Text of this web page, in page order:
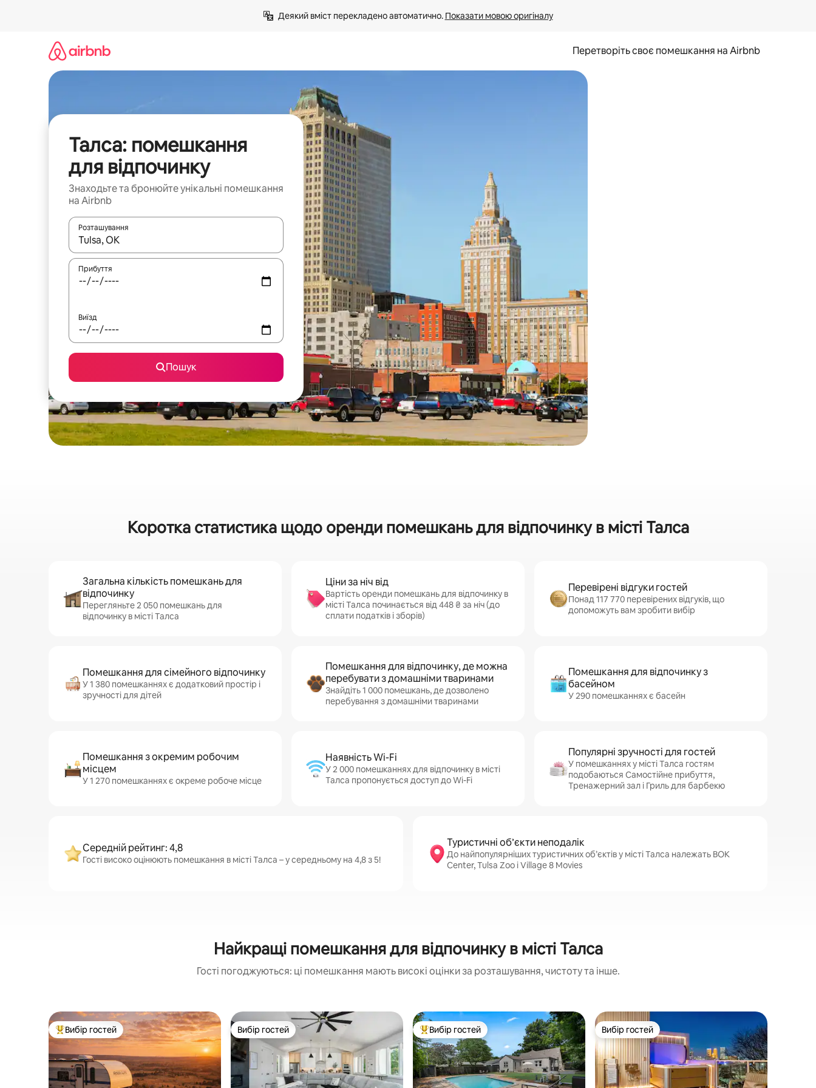
Деякий вміст перекладено автоматично. Показати мовою оригіналу
Перетворіть своє помешкання на Airbnb
Талса: помешкання
для відпочинку
Знаходьте та бронюйте унікальні помешкання
на Airbnb
Розташування
Отримавши результати пошуку, використовуйте для навігації сторінкою клавіші зі стрілками вгору та вниз або жести дотику та гортання.
Прибуття
Виїзд
Пошук
Коротка статистика щодо оренди помешкань для відпочинку в місті Талса
Загальна кількість помешкань для
відпочинку
Перегляньте 2 050 помешкань для
відпочинку в місті Талса
Ціни за ніч від
Вартість оренди помешкань для відпочинку в
місті Талса починається від 448 ₴ за ніч (до
сплати податків і зборів)
Перевірені відгуки гостей
Понад 117 770 перевірених відгуків, що
допоможуть вам зробити вибір
Помешкання для сімейного відпочинку
У 1 380 помешканнях є додатковий простір і
зручності для дітей
Помешкання для відпочинку, де можна
перебувати з домашніми тваринами
Знайдіть 1 000 помешкань, де дозволено
перебування з домашніми тваринами
Помешкання для відпочинку з
басейном
У 290 помешканнях є басейн
Помешкання з окремим робочим
місцем
У 1 270 помешканнях є окреме робоче місце
Наявність Wi-Fi
У 2 000 помешканнях для відпочинку в місті
Талса пропонується доступ до Wi-Fi
Популярні зручності для гостей
У помешканнях у місті Талса гостям
подобаються Самостійне прибуття,
Тренажерний зал і Гриль для барбекю
Середній рейтинг: 4,8
Гості високо оцінюють помешкання в місті Талса – у середньому на 4,8 з 5!
Туристичні об’єкти неподалік
До найпопулярніших туристичних об’єктів у місті Талса належать BOK
Center, Tulsa Zoo і Village 8 Movies
Найкращі помешкання для відпочинку в місті Талса
Гості погоджуються: ці помешкання мають високі оцінки за розташування, чистоту та інше.
Топ вибір гостей
Вибір гостей Вибір гостей
Вибір гостей Топ вибір гостей
Вибір гостей Вибір гостей
Вибір гостей